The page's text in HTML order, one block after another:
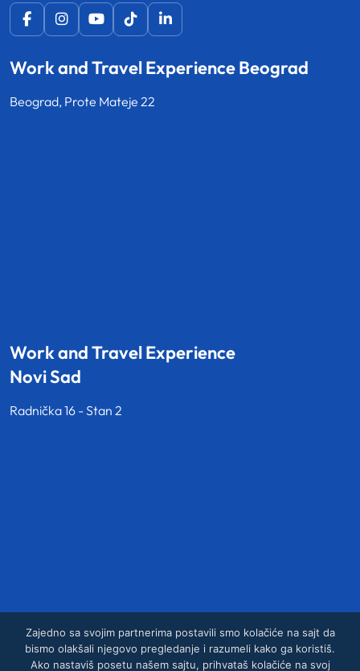
Work and Travel Experience Beograd
Beograd, Prote Mateje 22
Work and Travel Experience
Novi Sad
Radnička 16 - Stan 2
Zajedno sa svojim partnerima postavili smo kolačiće na sajt da
bismo olakšali njegovo pregledanje i razumeli kako ga koristiš.
Ako nastaviš posetu našem sajtu, prihvataš kolačiće na svoj